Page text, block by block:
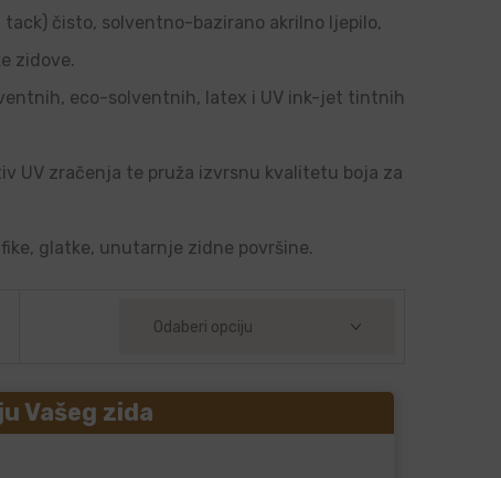
čisto, solventno-bazirano akrilno ljepilo,
zidove.
eco-solventnih, latex i UV ink-jet tintnih
UV zračenja te pruža izvrsnu kvalitetu boja za
glatke, unutarnje zidne površine.
Vašeg zida